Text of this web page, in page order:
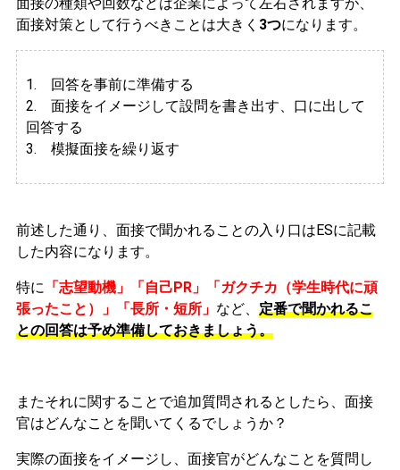
面接対策として行うべきことは大きく 3つになります。
1. 回答を事前に準備する
2. 面接をイメージして設問を書き出す、口に出して
回答する
3. 模擬面接を繰り返す
前述した通り、面接で聞かれることの入り口はESに記載
した内容になります。
特に 「志望動機」「自己PR」「ガクチカ（学生時代に頑
張ったこと）」「長所・短所」 など、 定番で聞かれるこ
との回答は予め準備しておきましょう。
またそれに関することで追加質問されるとしたら、面接
官はどんなことを聞いてくるでしょうか？
実際の面接をイメージし、面接官がどんなことを質問し